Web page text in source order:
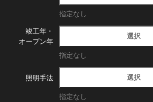
指定なし
竣工年・
オープン年
選択
指定なし
照明手法 選択
指定なし